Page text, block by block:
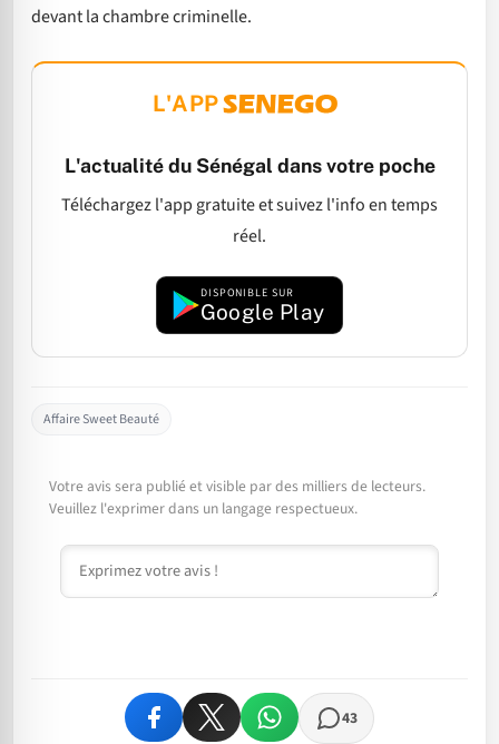
devant la chambre criminelle.
L'APP
L'actualité du Sénégal dans votre poche
Téléchargez l'app gratuite et suivez l'info en temps
réel.
DISPONIBLE SUR
Google Play
Affaire Sweet Beauté
Votre avis sera publié et visible par des milliers de lecteurs.
Veuillez l'exprimer dans un langage respectueux.
Commentaire
43